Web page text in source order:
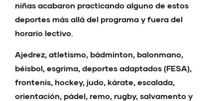
niñas acabaron practicando alguno de estos
deportes más allá del programa y fuera del
horario lectivo.
Ajedrez, atletismo, bádminton, balonmano,
béisbol, esgrima, deportes adaptados (FESA),
frontenis, hockey, judo, kárate, escalada,
orientación, pádel, remo, rugby, salvamento y